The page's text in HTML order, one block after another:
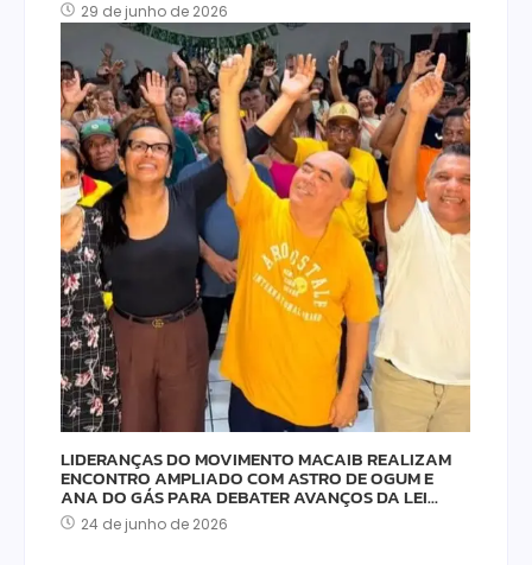
29 de junho de 2026
LIDERANÇAS DO MOVIMENTO MACAIB REALIZAM
ENCONTRO AMPLIADO COM ASTRO DE OGUM E
ANA DO GÁS PARA DEBATER AVANÇOS DA LEI…
24 de junho de 2026